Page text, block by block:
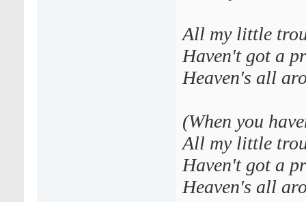
All my little
Haven't got a
Heaven's all
(When you
All my little
Haven't got a
Heaven's all